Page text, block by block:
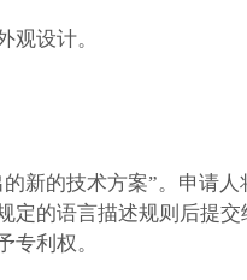
观设计。
新的技术方案”。申请人
定的语言描述规则后提交
专利权。